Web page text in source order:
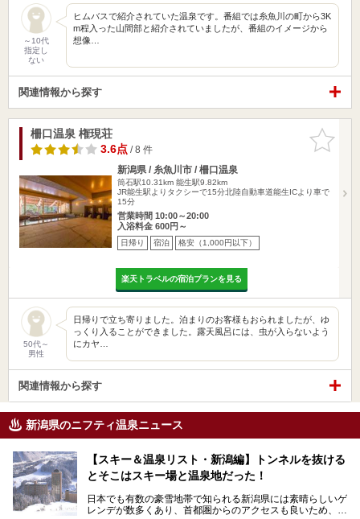
～10代
指定し
ない
ヒムバスで紹介されていた温泉です。番組では糸魚川の町から3K
m程入った山間部と紹介されていましたが、番組のイメージから
想像…
関連情報から探す
お気に入
りに追加
柵口温泉 権現荘
3.6点/ 8 件
新潟県 / 糸魚川市 / 柵口温泉
筒石駅10.31km 能生駅9.82km
JR能生駅よりタクシーで15分北陸自動車道能生ICより車で
15分
営業時間 10:00～20:00
入浴料金 600円～
日帰り 宿泊 格安（1,000円以下）
楽天トラベルの宿泊プランを見る
50代～
男性
日帰りで立ち寄りました。泊まりのお客様もおられましたが、ゆ
っくり入ることができました。露天風呂には、虫が入らないよう
にカヤ…
関連情報から探す
新潟県のニフティ温泉ニュース
【スキー＆温泉リスト・新潟編】トンネルを抜ける
とそこはスキー場と温泉地だった！
日本でも有数の豪雪地帯で知られる新潟県には素晴らしいゲ
レンデが数多くあり、首都圏からのアクセスも良いため、関